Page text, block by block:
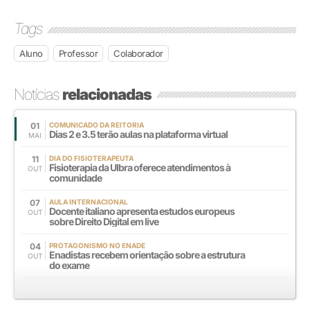
Tags
Aluno Professor Colaborador
Notíciasrelacionadas
01
MAI
COMUNICADO DA REITORIA
Dias 2 e 3.5 terão aulas na plataforma virtual
11
OUT
DIA DO FISIOTERAPEUTA
Fisioterapia da Ulbra oferece atendimentos à
comunidade
07
OUT
AULA INTERNACIONAL
Docente italiano apresenta estudos europeus
sobre Direito Digital em live
04
OUT
PROTAGONISMO NO ENADE
Enadistas recebem orientação sobre a estrutura
do exame